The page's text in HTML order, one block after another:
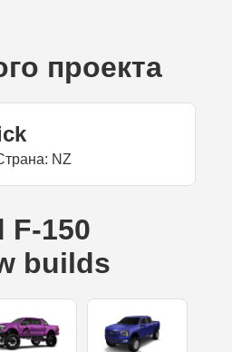
проекта
NZ
F-150
builds